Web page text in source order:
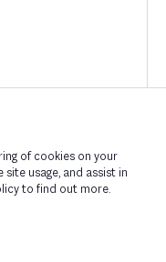
of cookies on your
usage, and assist in
to find out more.